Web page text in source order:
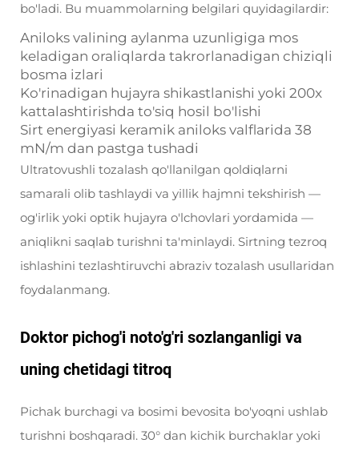
bo'ladi. Bu muammolarning belgilari quyidagilardir:
Aniloks valining aylanma uzunligiga mos
keladigan oraliqlarda takrorlanadigan chiziqli
bosma izlari
Ko'rinadigan hujayra shikastlanishi yoki 200x
kattalashtirishda to'siq hosil bo'lishi
Sirt energiyasi keramik aniloks valflarida 38
mN/m dan pastga tushadi
Ultratovushli tozalash qo'llanilgan qoldiqlarni
samarali olib tashlaydi va yillik hajmni tekshirish —
og'irlik yoki optik hujayra o'lchovlari yordamida —
aniqlikni saqlab turishni ta'minlaydi. Sirtning tezroq
ishlashini tezlashtiruvchi abraziv tozalash usullaridan
foydalanmang.
Doktor pichog'i noto'g'ri sozlanganligi va
uning chetidagi titroq
Pichak burchagi va bosimi bevosita bo'yoqni ushlab
turishni boshqaradi. 30° dan kichik burchaklar yoki